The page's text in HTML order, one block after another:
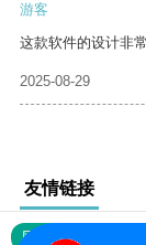
游客
这款软件的设计非
2025-08-29
友情链接
网站地图